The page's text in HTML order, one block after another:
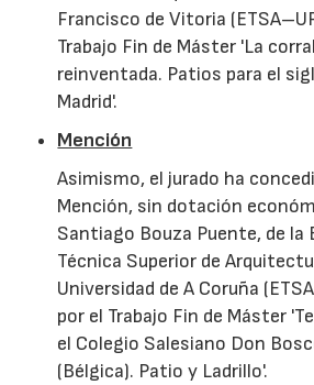
Francisco de Vitoria
Trabajo Fin de Máster 'La
reinventada. Patios para el
Madrid'.
Mención
Asimismo, el jurado ha
Mención, sin dotación
Santiago Bouza Puente, de la
Técnica Superior de
Universidad de A Coruña
por el Trabajo Fin de Máster
el Colegio Salesiano Don
(Bélgica). Patio y Ladrillo'.